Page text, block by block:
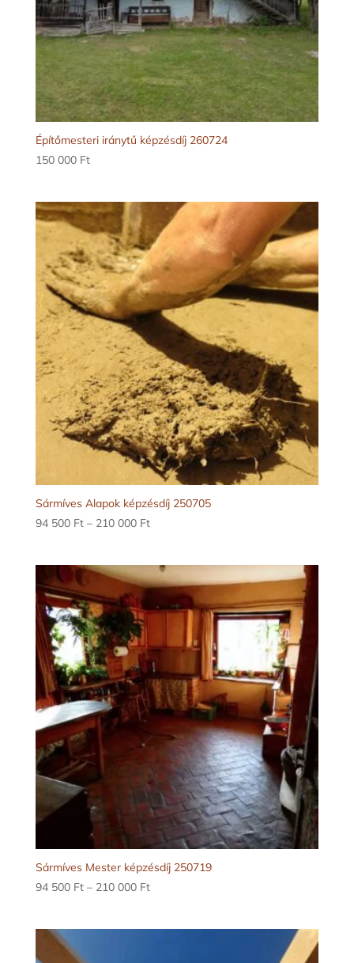
Építőmesteri iránytű képzésdíj 260724
150 000 Ft
Sármíves Alapok képzésdíj 250705
94 500 Ft – 210 000 FtÁrtartomány:
-
000 Ft
Sármíves Mester képzésdíj 250719
94 500 Ft – 210 000 FtÁrtartomány: